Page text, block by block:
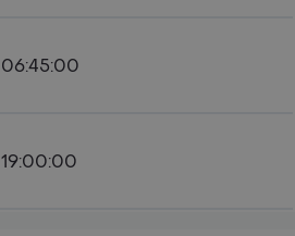
06:45:00
19:00:00